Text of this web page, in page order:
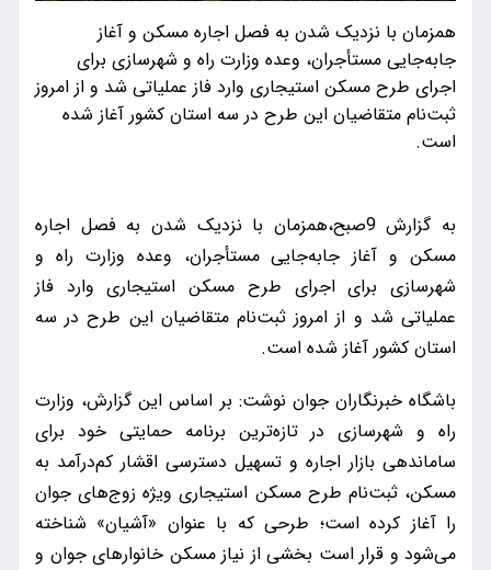
همزمان با نزدیک شدن به فصل اجاره مسکن و آغاز
جابه‌جایی مستأجران، وعده وزارت راه و شهرسازی برای
اجرای طرح مسکن استیجاری وارد فاز عملیاتی شد و از امروز
ثبت‌نام متقاضیان این طرح در سه استان کشور آغاز شده
است.
به گزارش 9صبح،همزمان با نزدیک شدن به فصل اجاره
مسکن و آغاز جابه‌جایی مستأجران، وعده وزارت راه و
شهرسازی برای اجرای طرح مسکن استیجاری وارد فاز
عملیاتی شد و از امروز ثبت‌نام متقاضیان این طرح در سه
استان کشور آغاز شده است.
باشگاه خبرنگاران جوان نوشت: بر اساس این گزارش، وزارت
راه و شهرسازی در تازه‌ترین برنامه حمایتی خود برای
ساماندهی بازار اجاره و تسهیل دسترسی اقشار کم‌درآمد به
مسکن، ثبت‌نام طرح مسکن استیجاری ویژه زوج‌های جوان
را آغاز کرده است؛ طرحی که با عنوان «آشیان» شناخته
می‌شود و قرار است بخشی از نیاز مسکن خانوارهای جوان و